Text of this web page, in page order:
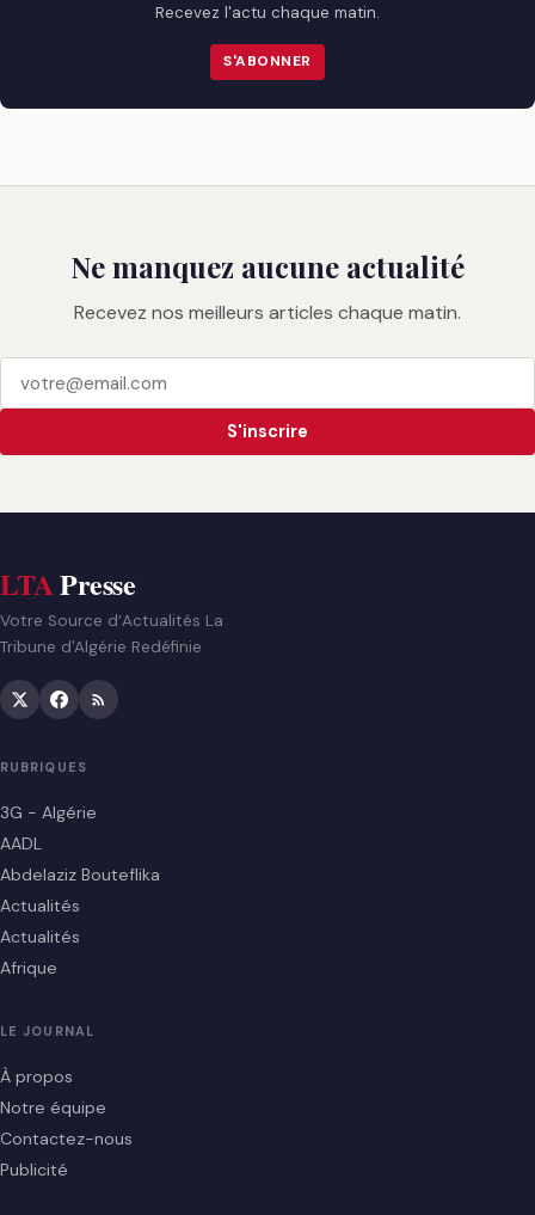
Recevez l'actu chaque matin.
S'ABONNER
Ne manquez aucune actualité
Recevez nos meilleurs articles chaque matin.
S'inscrire
LTAPresse
Votre Source d’Actualités La
Tribune d'Algérie Redéfinie
RUBRIQUES
3G - Algérie
AADL
Abdelaziz Bouteflika
Actualités
Actualités
Afrique
LE JOURNAL
À propos
Notre équipe
Contactez-nous
Publicité